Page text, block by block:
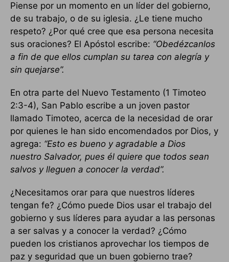
Piense por un momento en un líder del gobierno,
de su trabajo, o de su iglesia. ¿Le tiene mucho
respeto? ¿Por qué cree que esa persona necesita
sus oraciones? El Apóstol escribe: “Obedézcanlos
a fin de que ellos cumplan su tarea con alegría y
sin quejarse”.
En otra parte del Nuevo Testamento (1 Timoteo
2:3-4), San Pablo escribe a un joven pastor
llamado Timoteo, acerca de la necesidad de orar
por quienes le han sido encomendados por Dios, y
agrega: “Esto es bueno y agradable a Dios
nuestro Salvador, pues él quiere que todos sean
salvos y lleguen a conocer la verdad”.
¿Necesitamos orar para que nuestros líderes
tengan fe? ¿Cómo puede Dios usar el trabajo del
gobierno y sus líderes para ayudar a las personas
a ser salvas y a conocer la verdad? ¿Cómo
pueden los cristianos aprovechar los tiempos de
paz y seguridad que un buen gobierno trae?